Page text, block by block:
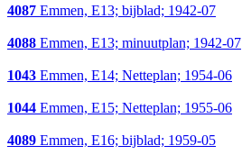
4087 Emmen, E13; bijblad; 1942-07
4088 Emmen, E13; minuutplan; 1942-07
1043 Emmen, E14; Netteplan; 1954-06
1044 Emmen, E15; Netteplan; 1955-06
4089 Emmen, E16; bijblad; 1959-05